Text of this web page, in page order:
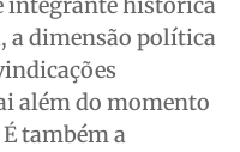
integrante histórica
a dimensão política
além do momento
também a